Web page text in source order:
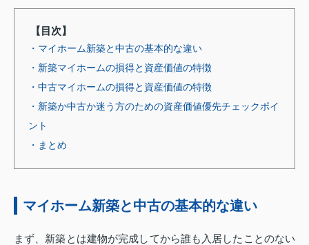
【目次】
・マイホーム新築と中古の基本的な違い
・新築マイホームの損得と資産価値の特徴
・中古マイホームの損得と資産価値の特徴
・新築か中古か迷う方のための資産価値優先チェックポイ
ント
・まとめ
マイホーム新築と中古の基本的な違い
まず、新築とは建物が完成してから誰も入居したことのない